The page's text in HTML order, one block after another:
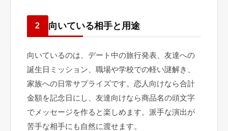
2 向いている相手と用途
向いているのは、デート中の旅行発表、友達への
誕生日ミッション、職場や学校での軽い謎解き、
家族への日常サプライズです。恋人向けなら合計
金額を記念日にし、友達向けなら商品名の頭文字
でメッセージを作ると楽しめます。派手な演出が
苦手な相手にも自然に渡せます。